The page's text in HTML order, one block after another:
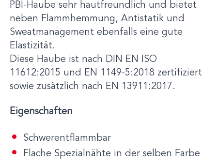
PBI-Haube sehr hautfreundlich und bietet
neben Flammhemmung, Antistatik und
Sweatmanagement ebenfalls eine gute
Elastizität.
Diese Haube ist nach DIN EN ISO
11612:2015 und EN 1149-5:2018 zertifiziert
sowie zusätzlich nach EN 13911:2017.
Eigenschaften
Schwerentflammbar
Flache Spezialnähte in der selben Farbe